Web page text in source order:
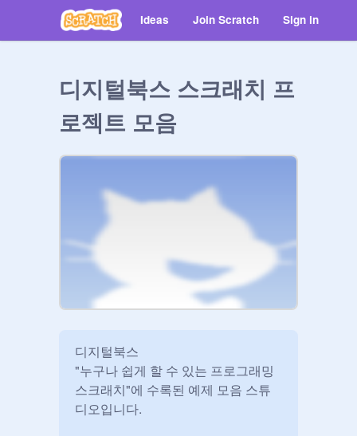
Ideas Join Scratch Sign in
디지털북스 스크래치 프
로젝트 모음
디지털북스
"누구나 쉽게 할 수 있는 프로그래밍
스크래치"에 수록된 예제 모음 스튜
디오입니다.